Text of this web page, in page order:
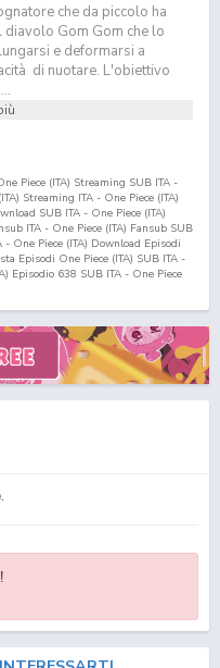
che da piccolo ha
Gom Gom che lo
e deformarsi a
di nuotare. L'obiettivo
Piece (ITA) Streaming SUB ITA -
Streaming ITA - One Piece (ITA)
SUB ITA - One Piece (ITA)
ITA - One Piece (ITA) Fansub SUB
One Piece (ITA) Download Episodi
Episodi One Piece (ITA) SUB ITA -
Episodio 638 SUB ITA - One Piece